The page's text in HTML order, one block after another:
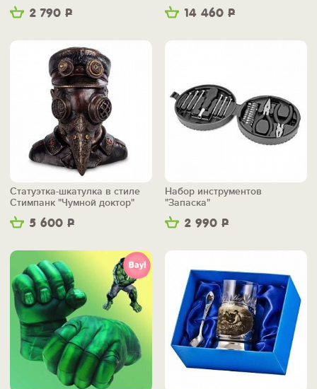
2 790 Р 14 460 Р
5 600 Р
Статуэтка-шкатулка в стиле
Стимпанк "Чумной доктор"
2 990 Р
Набор инструментов
"Запаска"